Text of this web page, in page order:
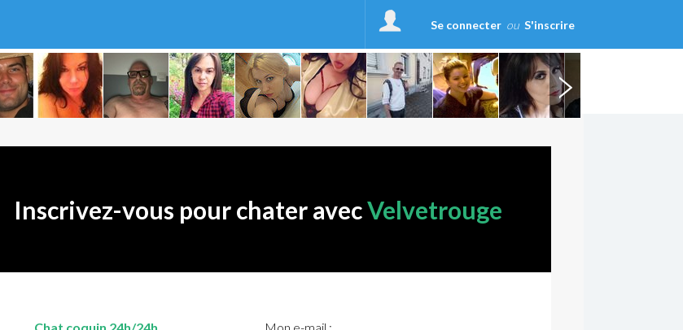
Se connecter ou S'inscrire
Inscrivez-vous pour chater avecVelvetrouge